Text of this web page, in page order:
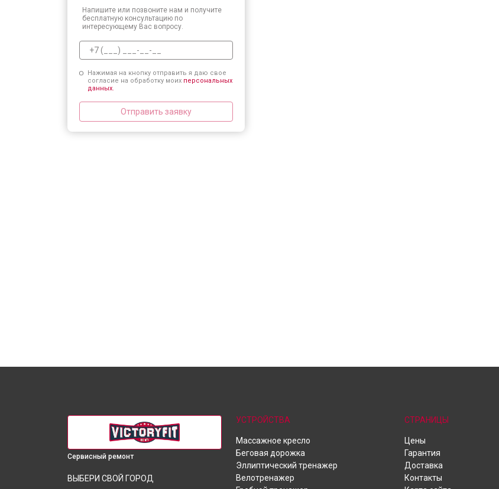
Напишите или позвоните нам и получите
бесплатную консультацию по
интересующему Вас вопросу.
Нажимая на кнопку отправить я даю свое
согласие на обработку моих персональных
данных.
Отправить заявку
Сервисный ремонт
ВЫБЕРИ СВОЙ ГОРОД
УСТРОЙСТВА
Массажное кресло
Беговая дорожка
Эллиптический тренажер
Велотренажер
СТРАНИЦЫ
Цены
Гарантия
Доставка
Контакты